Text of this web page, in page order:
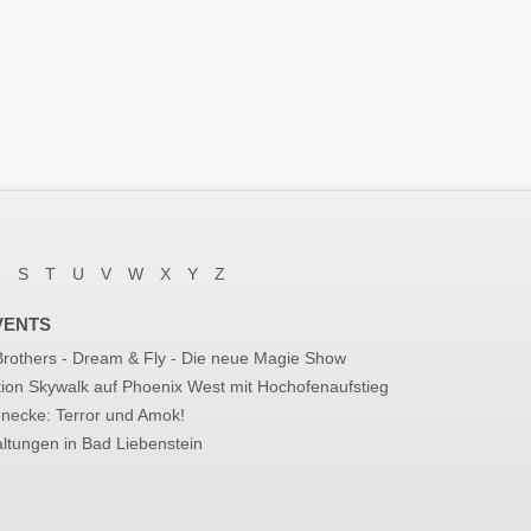
S T U V W X Y Z
- Dream & Fly - Die neue Magie Show
Skywalk auf Phoenix West mit Hochofenaufstieg
Terror und Amok!
in Bad Liebenstein